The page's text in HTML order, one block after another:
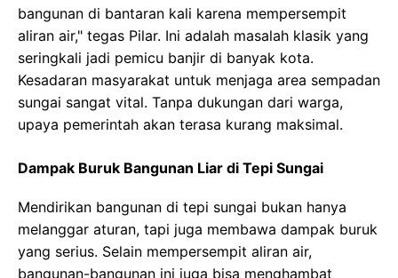
bangunan di bantaran kali karena mempersempit
aliran air," tegas Pilar. Ini adalah masalah klasik yang
seringkali jadi pemicu banjir di banyak kota.
Kesadaran masyarakat untuk menjaga area sempadan
sungai sangat vital. Tanpa dukungan dari warga,
upaya pemerintah akan terasa kurang maksimal.
Dampak Buruk Bangunan Liar di Tepi Sungai
Mendirikan bangunan di tepi sungai bukan hanya
melanggar aturan, tapi juga membawa dampak buruk
yang serius. Selain mempersempit aliran air,
bangunan-bangunan ini juga bisa menghambat